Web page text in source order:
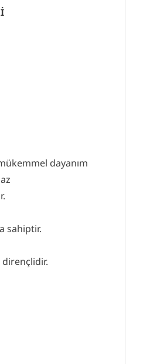
dayanım
sahiptir.